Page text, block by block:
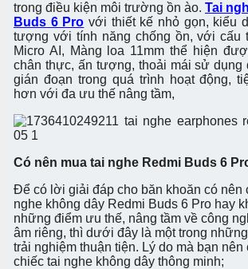
trong điều kiện môi trường ồn ào. Tai
Buds 6 Pro với thiết kế nhỏ gọn, kiểu
tượng với tính năng chống ồn, với cấu
Micro AI, Màng loa 11mm thể hiện
chân thực, ấn tượng, thoải mái sử dụng
gián đoạn trong quá trình hoạt động,
hơn với đa ưu thế nâng tầm,
Có nên mua tai nghe Redmi Buds 6
Để có lời giải đáp cho băn khoăn có nên
nghe không dây Redmi Buds 6 Pro hay
những điểm ưu thế, nâng tầm về công
âm riêng, thì dưới đây là một trong
trải nghiệm thuận tiện. Lý do mà bạn nên
chiếc tai nghe không dây thông minh;